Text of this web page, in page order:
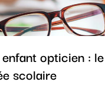
opticien :
scolaire